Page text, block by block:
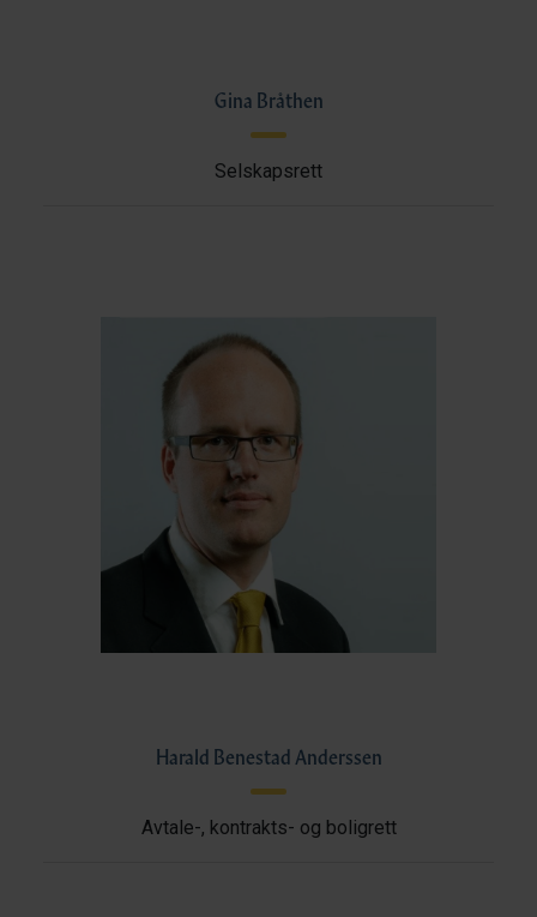
Gina Bråthen
Selskapsrett
Harald Benestad Anderssen
Avtale-, kontrakts- og boligrett